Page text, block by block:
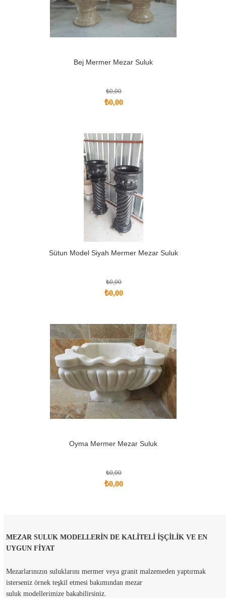
Bej Mermer Mezar Suluk
₺0,00
₺0,00
Sütun Model Siyah Mermer Mezar Suluk
₺0,00
₺0,00
Oyma Mermer Mezar Suluk
₺0,00
₺0,00
MEZAR SULUK MODELLERİN DE KALİTELİ İŞÇİLİK VE EN
UYGUN FİYAT
Mezarlarınızın suluklarını mermer veya granit malzemeden yaptırmak
isterseniz örnek teşkil etmesi bakımından mezar
suluk modellerimize bakabilirsiniz.